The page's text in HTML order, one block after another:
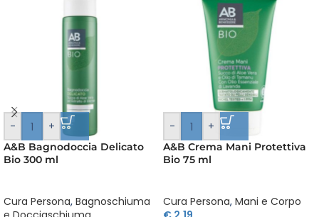
- +
A&B Bagnodoccia Delicato
Bio 300 ml
Cura Persona, Bagnoschiuma
- +
A&B Crema Mani Protettiva
Bio 75 ml
Cura Persona, Mani e Corpo